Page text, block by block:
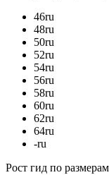
46ru
48ru
50ru
52ru
54ru
56ru
58ru
60ru
62ru
64ru
-ru
Рост гид по размерам